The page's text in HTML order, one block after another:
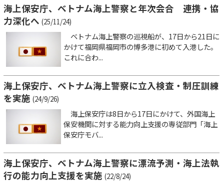
海上保安庁、ベトナム海上警察と年次会合 連携・協
力深化へ (25/11/24)
ベトナム海上警察の巡視船が、17日から21日に
かけて福岡県福岡市の博多港に初めて入港した。
これに合わ...
海上保安庁、ベトナム海上警察に立入検査・制圧訓練
を実施 (24/9/26)
海上保安庁は8日から17日にかけて、外国海上
保安機関に対する能力向上支援の専従部門「海上
保安庁モバ...
海上保安庁、ベトナム海上警察に漂流予測・海上法執
行の能力向上支援を実施 (22/8/24)